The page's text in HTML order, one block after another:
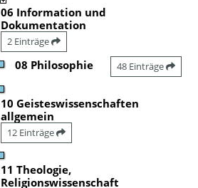
06 Information und
Dokumentation
2 Einträge
08 Philosophie 48 Einträge
10 Geisteswissenschaften
allgemein
12 Einträge
11 Theologie,
Religionswissenschaft